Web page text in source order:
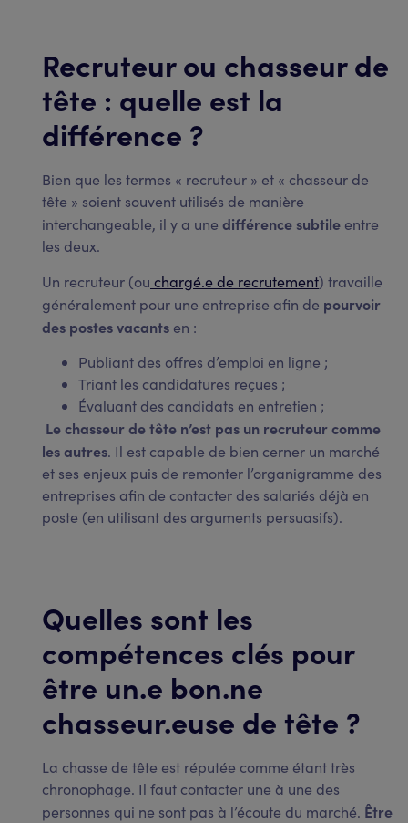
Recruteur ou chasseur de
tête : quelle est la
différence ?
Bien que les termes « recruteur » et « chasseur de
tête » soient souvent utilisés de manière
interchangeable, il y a une différence subtile entre
les deux.
Un recruteur (ou chargé.e de recrutement) travaille
généralement pour une entreprise afin de pourvoir
des postes vacants en :
Publiant des offres d’emploi en ligne ;
Triant les candidatures reçues ;
Évaluant des candidats en entretien ;
Le chasseur de tête n’est pas un recruteur comme
les autres. Il est capable de bien cerner un marché
et ses enjeux puis de remonter l’organigramme des
entreprises afin de contacter des salariés déjà en
poste (en utilisant des arguments persuasifs).
Quelles sont les
compétences clés pour
être un.e bon.ne
chasseur.euse de tête ?
La chasse de tête est réputée comme étant très
chronophage. Il faut contacter une à une des
personnes qui ne sont pas à l’écoute du marché. Être